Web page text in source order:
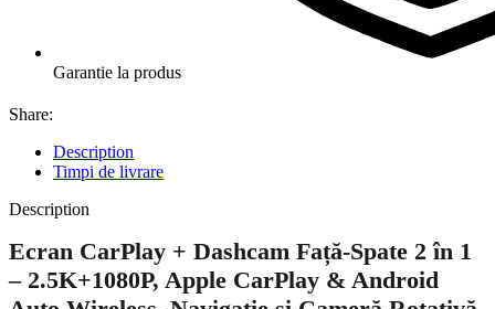
Garantie la produs
Share:
Description
Timpi de livrare
Description
Ecran CarPlay + Dashcam Față-Spate 2 în 1
– 2.5K+1080P, Apple CarPlay & Android